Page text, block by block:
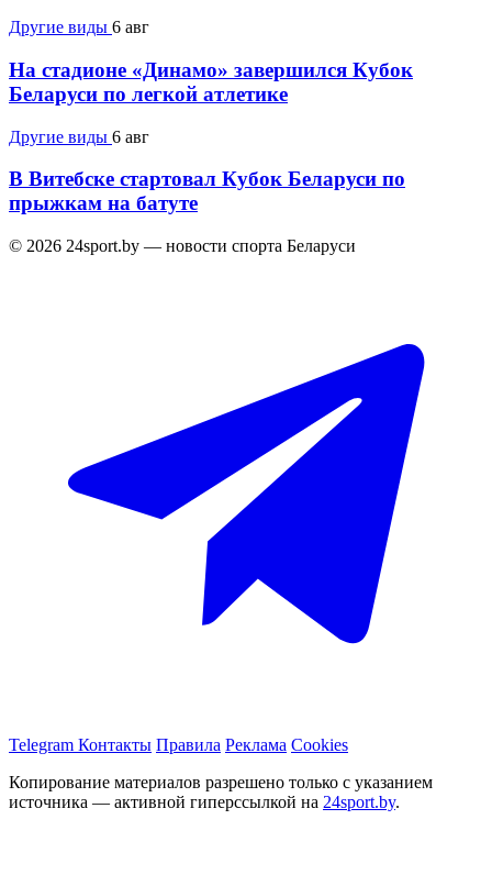
Другие виды 6 авг
На стадионе «Динамо» завершился Кубок
Беларуси по легкой атлетике
Другие виды 6 авг
В Витебске стартовал Кубок Беларуси по
прыжкам на батуте
© 2026 24sport.by — новости спорта Беларуси
Telegram Контакты Правила Реклама Cookies
Копирование материалов разрешено только с указанием
источника — активной гиперссылкой на 24sport.by.